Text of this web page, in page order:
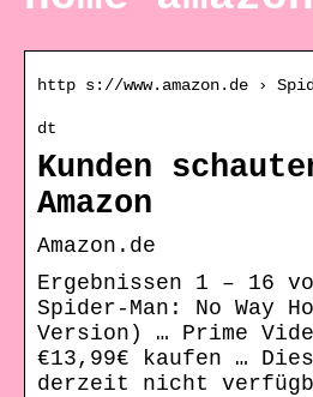
http s://www.amazon.de ›
dt
Kunden
Amazon
Amazon.de
Ergebnissen 1 – 16
Spider-Man: No Way
Version) … Prime
€13,99€ kaufen …
derzeit nicht